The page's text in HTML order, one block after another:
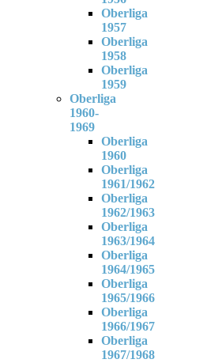
Oberliga
1957
Oberliga
1958
Oberliga
1959
Oberliga
1960-
1969
Oberliga
1960
Oberliga
1961/1962
Oberliga
1962/1963
Oberliga
1963/1964
Oberliga
1964/1965
Oberliga
1965/1966
Oberliga
1966/1967
Oberliga
1967/1968